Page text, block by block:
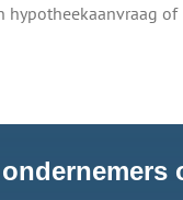
hypotheekaanvraag of